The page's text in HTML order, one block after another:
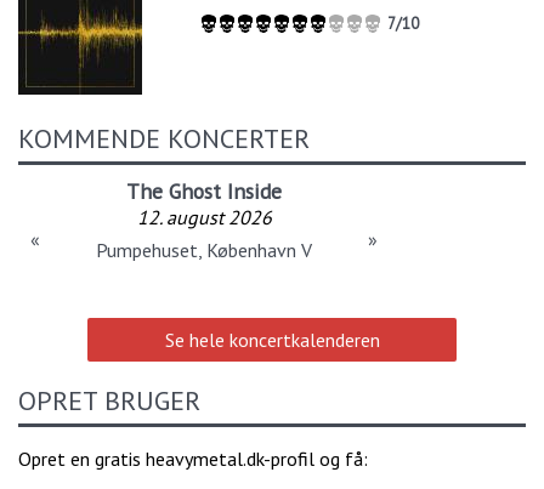
7/10
KOMMENDE KONCERTER
The Ghost Inside
12. august 2026
Pumpehuset, København V
« »
Se hele koncertkalenderen
OPRET BRUGER
Opret en gratis heavymetal.dk-profil og få: